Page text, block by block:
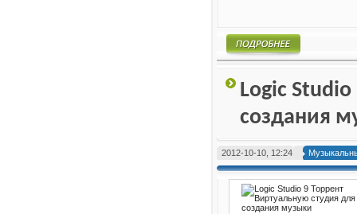
Logic
создания
2012-10-10, 12:24